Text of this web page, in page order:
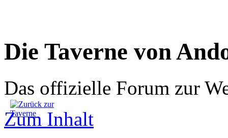
Die Taverne von
Das offizielle Forum zur
Zum Inhalt